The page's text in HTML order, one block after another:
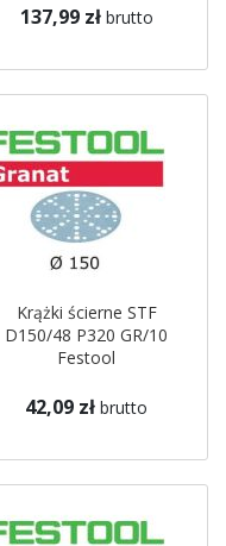
137,99 zł brutto
Krążki ścierne STF
D150/48 P320 GR/10
Festool
42,09 zł brutto